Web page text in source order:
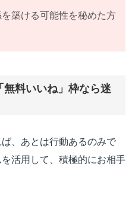
築ける可能性を秘めた方
料いいね」枠なら迷
、あとは行動あるのみで
活用して、積極的にお相手